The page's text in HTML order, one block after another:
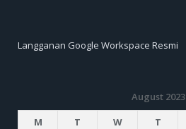
Langganan Google Workspace Resmi
August 2023
M
T W T